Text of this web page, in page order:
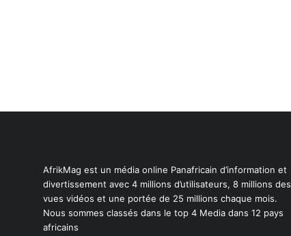
AfrikMag est un média online Panafricain d’information et
divertissement avec 4 millions d’utilisateurs, 8 millions des
vues vidéos et une portée de 25 millions chaque mois.
Nous sommes classés dans le top 4 Media dans 12 pays
africains